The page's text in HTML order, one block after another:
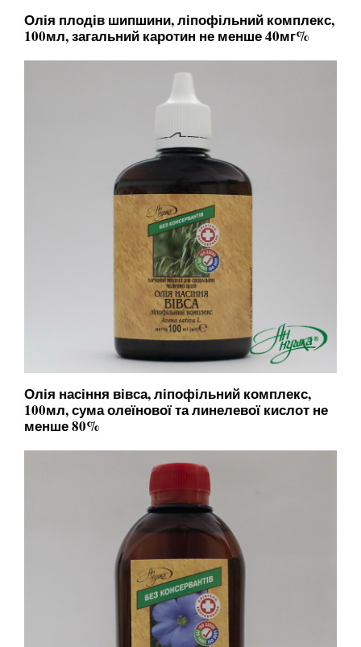
Олія плодів шипшини, ліпофільний комплекс,
100мл, загальний каротин не менше 40мг%
Олія насіння вівса, ліпофільний комплекс,
100мл, сума олеїнової та линелевої кислот не
менше 80%